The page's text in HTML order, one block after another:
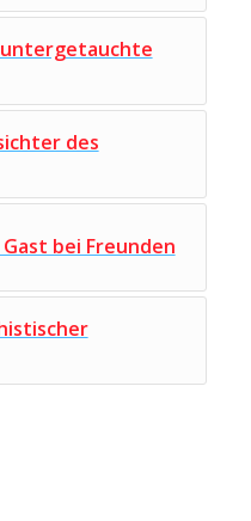
untergetauchte
des
bei Freunden